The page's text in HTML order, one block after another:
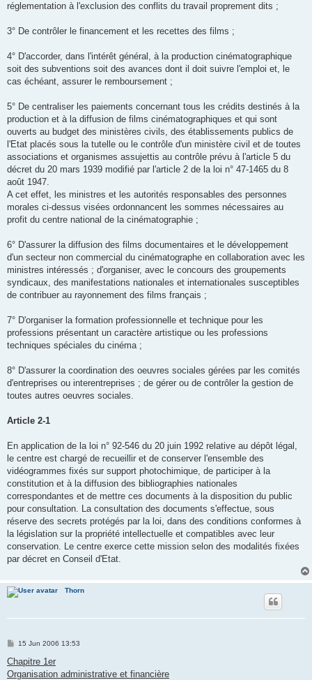
réglementation à l'exclusion des conflits du travail proprement dits ;
3° De contrôler le financement et les recettes des films ;
4° D'accorder, dans l'intérêt général, à la production cinématographique
soit des subventions soit des avances dont il doit suivre l'emploi et, le
cas échéant, assurer le remboursement ;
5° De centraliser les paiements concernant tous les crédits destinés à la
production et à la diffusion de films cinématographiques et qui sont
ouverts au budget des ministères civils, des établissements publics de
l'Etat placés sous la tutelle ou le contrôle d'un ministère civil et de toutes
associations et organismes assujettis au contrôle prévu à l'article 5 du
décret du 20 mars 1939 modifié par l'article 2 de la loi n° 47-1465 du 8
août 1947.
A cet effet, les ministres et les autorités responsables des personnes
morales ci-dessus visées ordonnancent les sommes nécessaires au
profit du centre national de la cinématographie ;
6° D'assurer la diffusion des films documentaires et le développement
d'un secteur non commercial du cinématographe en collaboration avec les
ministres intéressés ; d'organiser, avec le concours des groupements
syndicaux, des manifestations nationales et internationales susceptibles
de contribuer au rayonnement des films français ;
7° D'organiser la formation professionnelle et technique pour les
professions présentant un caractère artistique ou les professions
techniques spéciales du cinéma ;
8° D'assurer la coordination des oeuvres sociales gérées par les comités
d'entreprises ou interentreprises ; de gérer ou de contrôler la gestion de
toutes autres oeuvres sociales.
Article 2-1
En application de la loi n° 92-546 du 20 juin 1992 relative au dépôt légal,
le centre est chargé de recueillir et de conserver l'ensemble des
vidéogrammes fixés sur support photochimique, de participer à la
constitution et à la diffusion des bibliographies nationales
correspondantes et de mettre ces documents à la disposition du public
pour consultation. La consultation des documents s'effectue, sous
réserve des secrets protégés par la loi, dans des conditions conformes à
la législation sur la propriété intellectuelle et compatibles avec leur
conservation. Le centre exerce cette mission selon des modalités fixées
par décret en Conseil d'Etat.
Thorn
P
s
t
15 Jun 2006 13:53
Chapitre 1er
Organisation administrative et financière